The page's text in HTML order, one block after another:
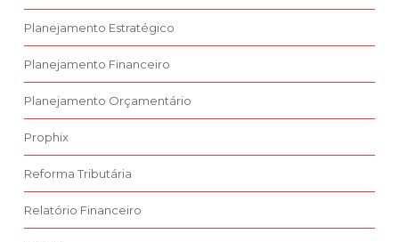
Planejamento Estratégico
Planejamento Financeiro
Planejamento Orçamentário
Prophix
Reforma Tributária
Relatório Financeiro